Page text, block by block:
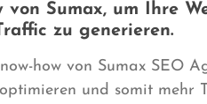
von Sumax, um Ihre
zu generieren.
how von Sumax SEO
und somit mehr